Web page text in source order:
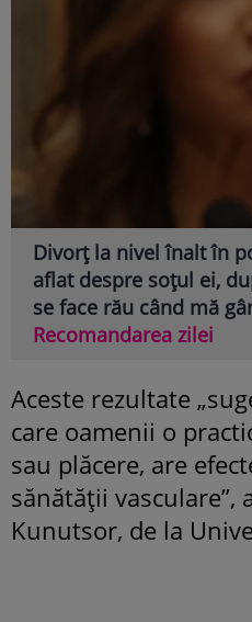
Divorț la nivel înalt în
aflat despre soțul ei,
se face rău când mă
Recomandarea zilei
Aceste rezultate
care oamenii o
sau plăcere, are
sănătăţii vasculare”,
Kunutsor, de la